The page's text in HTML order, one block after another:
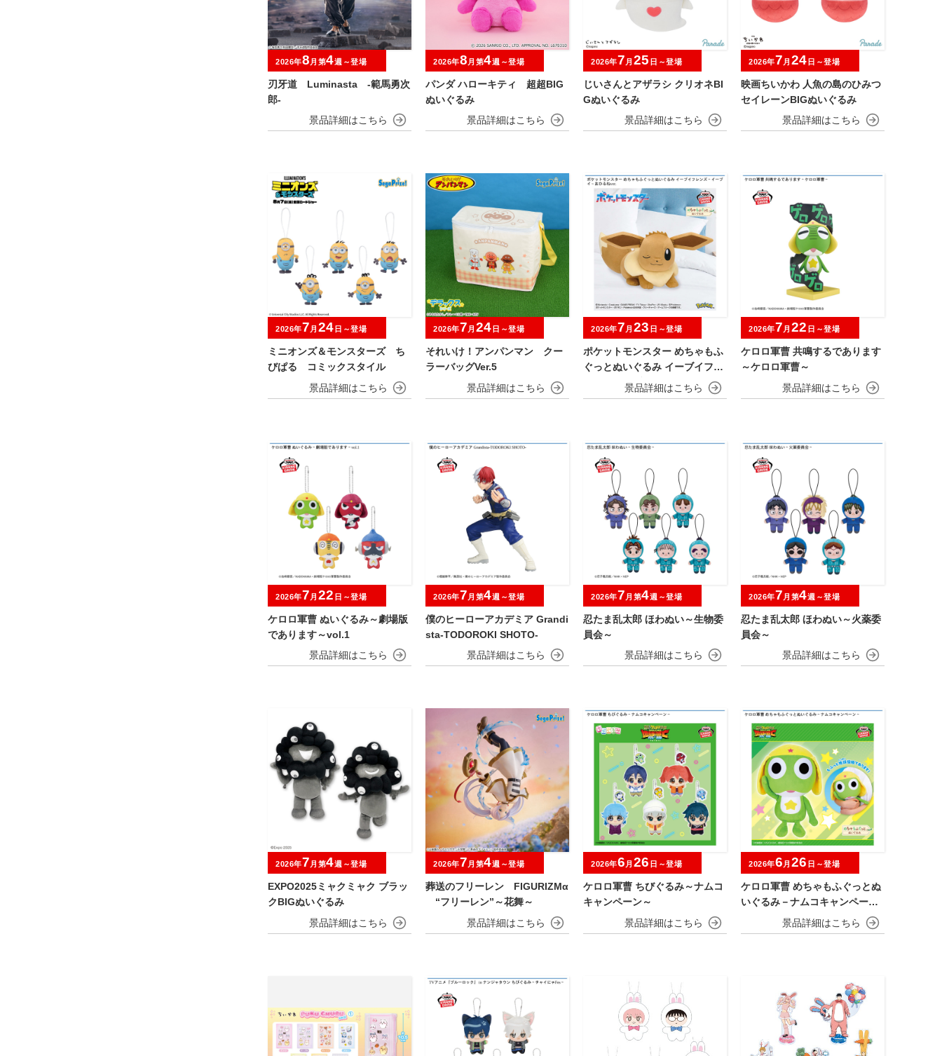
刃牙道 Luminasta ‐範馬勇次
郎‐
2026年8 月第4週～登場
パンダ ハローキティ 超超BIG
ぬいぐるみ
2026年8 月第4週～登場
じいさんとアザラシ クリオネBI
Gぬいぐるみ
2026年7 月 25 日～登場
映画ちいかわ 人魚の島のひみつ
セイレーンBIGぬいぐるみ
2026年7 月 24 日～登場
ミニオンズ＆モンスターズ ち
びぱる コミックスタイル
2026年7 月 24 日～登場
それいけ！アンパンマン クー
ラーバッグVer.5
2026年7 月 24 日～登場
ポケットモンスター めちゃもふ
ぐっとぬいぐるみ イーブイフレ
ンズ～イーブイ～おひるねver.
2026年7 月 23 日～登場
ケロロ軍曹 共鳴するであります
～ケロロ軍曹～
2026年7 月 22 日～登場
ケロロ軍曹 ぬいぐるみ～劇場版
であります～vol.1
2026年7 月 22 日～登場
僕のヒーローアカデミア Grandi
sta-TODOROKI SHOTO-
2026年7 月第4週～登場
忍たま乱太郎 ほわぬい～生物委
員会～
2026年7 月第4週～登場
忍たま乱太郎 ほわぬい～火薬委
員会～
2026年7 月第4週～登場
EXPO2025ミャクミャク ブラッ
クBIGぬいぐるみ
2026年7 月第4週～登場
葬送のフリーレン FIGURIZMα
“フリーレン”～花舞～
2026年7 月第4週～登場
ケロロ軍曹 ちびぐるみ～ナムコ
キャンペーン～
2026年6 月 26 日～登場
ケロロ軍曹 めちゃもふぐっとぬ
いぐるみ－ナムコキャンペーン
2026年6 月 26 日～登場